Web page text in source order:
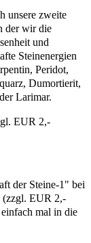
unsere zweite
der wir die
und
Steinenergien
Peridot,
Dumortierit,
Larimar.
EUR 2,-
der Steine-1" bei
(zzgl. EUR 2,-
mal in die